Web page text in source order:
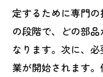
定するために専門
の段階で、どの部
なります。次に、
業が開始されます